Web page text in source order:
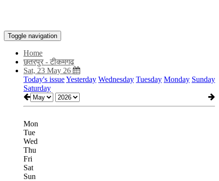
Toggle navigation
Home
छतरपुर - टीकमगढ़
Sat, 23 May 26
Today's issueYesterday Wednesday Tuesday Monday Sunday
Saturday
Mon
Tue
Wed
Thu
Fri
Sat
Sun